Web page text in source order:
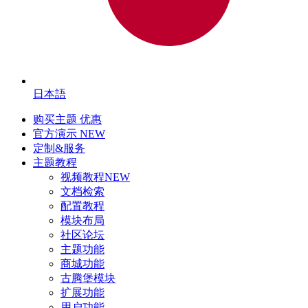
日本語
购买主题 优惠
官方演示 NEW
定制&服务
主题教程
视频教程NEW
文档检索
配置教程
模块布局
社区论坛
主题功能
商城功能
古腾堡模块
扩展功能